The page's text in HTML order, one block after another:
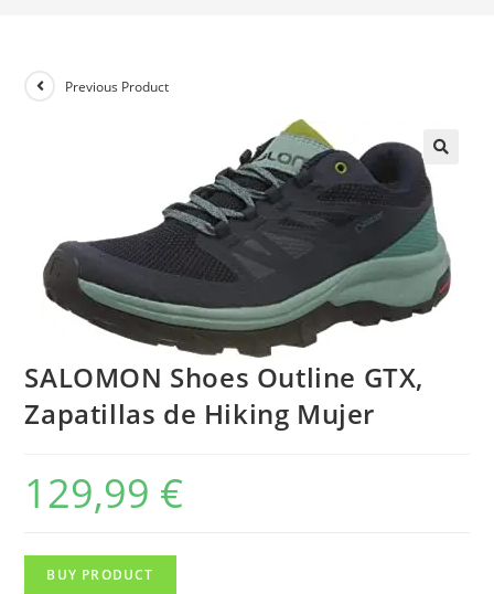
Previous Product
SALOMON Shoes Outline GTX,
Zapatillas de Hiking Mujer
129,99 €
BUY PRODUCT